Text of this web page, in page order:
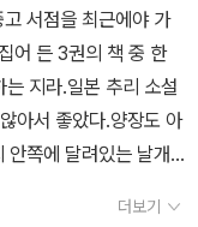
서점을 최근에야 가
어 든 3권의 책 중 한
지라.일본 추리 소설
아서 좋았다.양장도 아
안쪽에 달려있는 날개
을 수 잇는 최소 사이
더보기